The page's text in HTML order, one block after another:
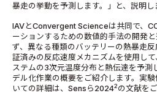
暴走の挙動を予測します。」と、説明し
IAVとConvergent Scienceは共同で、
ーションするための数値的手法の開発
ず、異なる種類のバッテリーの熱暴走
証済みの反応速度メカニズムを使用し
ステムの3次元温度分布と熱伝達を予測
デル化作業の概要をご紹介します。実
いての詳細は、Sensら20242の文献を